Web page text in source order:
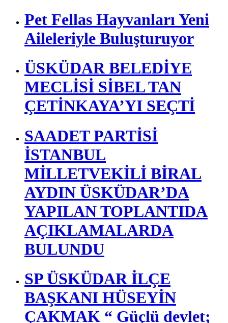
Pet Fellas Hayvanları Yeni
Aileleriyle Buluşturuyor
ÜSKÜDAR BELEDİYE
MECLİSİ SİBEL TAN
ÇETİNKAYA’YI SEÇTİ
SAADET PARTİSİ
İSTANBUL
MİLLETVEKİLİ BİRAL
AYDIN ÜSKÜDAR’DA
YAPILAN TOPLANTIDA
AÇIKLAMALARDA
BULUNDU
SP ÜSKÜDAR İLÇE
BAŞKANI HÜSEYİN
ÇAKMAK “ Güçlü devlet;